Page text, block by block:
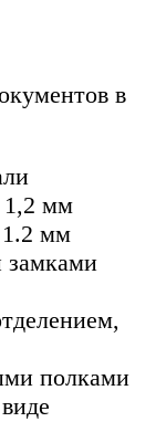
в
1,2 мм
1.2 мм
замками
полками